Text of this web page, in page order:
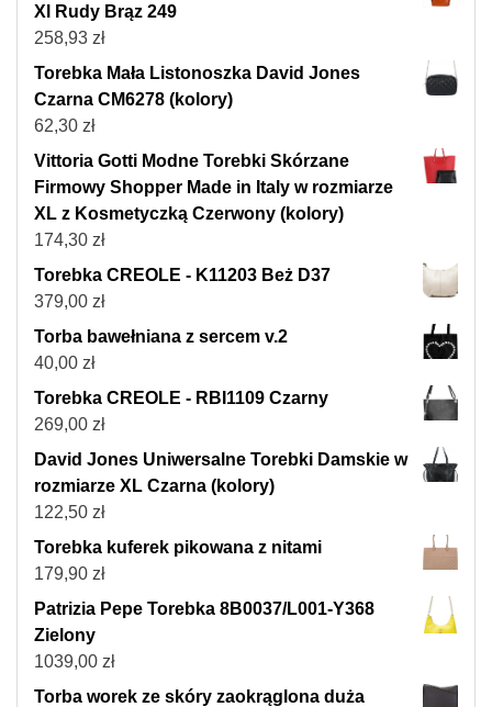
Xl Rudy Brąz 249
258,93 zł
Torebka Mała Listonoszka David Jones
Czarna CM6278 (kolory)
62,30 zł
Vittoria Gotti Modne Torebki Skórzane
Firmowy Shopper Made in Italy w rozmiarze
XL z Kosmetyczką Czerwony (kolory)
174,30 zł
Torebka CREOLE - K11203 Beż D37
379,00 zł
Torba bawełniana z sercem v.2
40,00 zł
Torebka CREOLE - RBI1109 Czarny
269,00 zł
David Jones Uniwersalne Torebki Damskie w
rozmiarze XL Czarna (kolory)
122,50 zł
Torebka kuferek pikowana z nitami
179,90 zł
Patrizia Pepe Torebka 8B0037/L001-Y368
Zielony
1039,00 zł
Torba worek ze skóry zaokrąglona duża